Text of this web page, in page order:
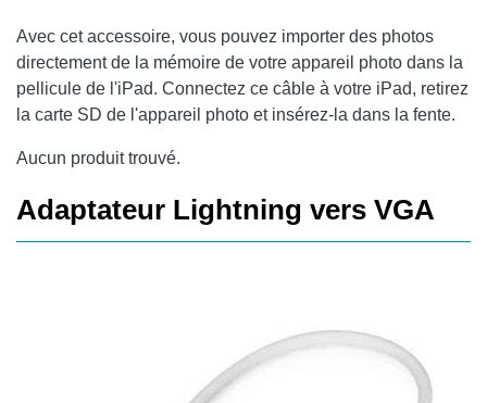
Avec cet accessoire, vous pouvez importer des photos
directement de la mémoire de votre appareil photo dans la
pellicule de l'iPad. Connectez ce câble à votre iPad, retirez
la carte SD de l'appareil photo et insérez-la dans la fente.
Aucun produit trouvé.
Adaptateur Lightning vers VGA